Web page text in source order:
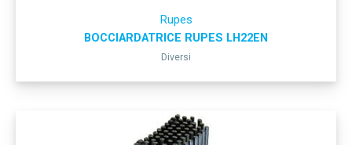
Rupes
BOCCIARDATRICE RUPES LH22EN
Diversi